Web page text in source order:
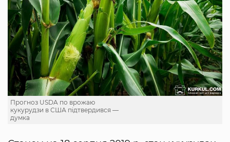
Прогноз USDA по врожаю
кукурудзи в США підтвердився —
думка